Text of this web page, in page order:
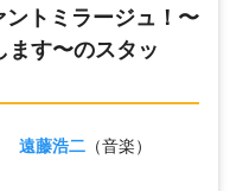
トミラージュ！〜
す〜のスタッ
遠藤浩二 （音楽）